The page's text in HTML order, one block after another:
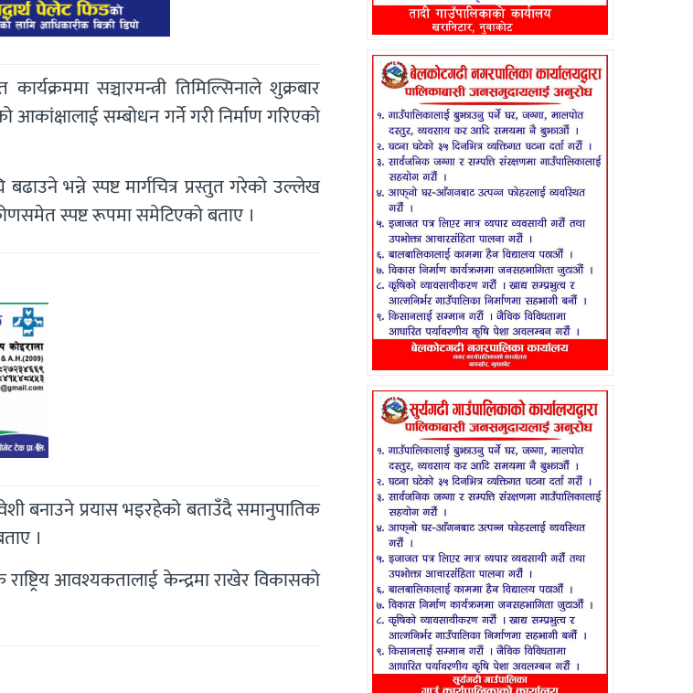
सञ्चारमन्त्री तिमिल्सिनाले शुक्रबार
सम्बोधन गर्ने गरी निर्माण गरिएको
भन्ने स्पष्ट मार्गचित्र प्रस्तुत गरेको उल्लेख
स्पष्ट रूपमा समेटिएको बताए ।
बनाउने प्रयास भइरहेको बताउँदै समानुपातिक
।
आवश्यकतालाई केन्द्रमा राखेर विकासको